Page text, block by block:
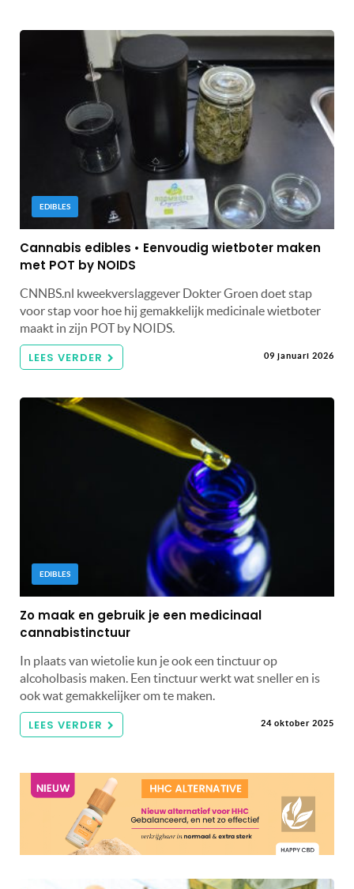
EDIBLES
Cannabis edibles • Eenvoudig wietboter maken
met POT by NOIDS
CNNBS.nl kweekverslaggever Dokter Groen doet stap
voor stap voor hoe hij gemakkelijk medicinale wietboter
maakt in zijn POT by NOIDS.
LEES VERDER 09 januari 2026
EDIBLES
Zo maak en gebruik je een medicinaal
cannabistinctuur
In plaats van wietolie kun je ook een tinctuur op
alcoholbasis maken. Een tinctuur werkt wat sneller en is
ook wat gemakkelijker om te maken.
LEES VERDER 24 oktober 2025